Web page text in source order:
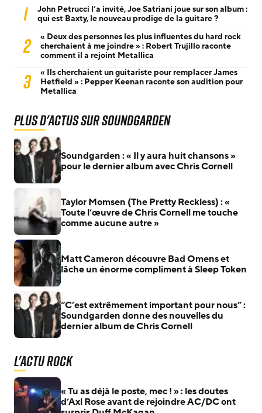
1
John Petrucci l’a invité, Joe Satriani joue sur son album :
qui est Baxty, le nouveau prodige de la guitare ?
2
« Deux des personnes les plus influentes du hard rock
cherchaient à me joindre » : Robert Trujillo raconte
comment il a rejoint Metallica
3
« Ils cherchaient un guitariste pour remplacer James
Hetfield » : Pepper Keenan raconte son audition pour
Metallica
Plus d'actus sur Soundgarden
Soundgarden : « Il y aura huit chansons »
pour le dernier album avec Chris Cornell
Taylor Momsen (The Pretty Reckless) : «
Toute l’œuvre de Chris Cornell me touche
comme aucune autre »
Matt Cameron découvre Bad Omens et
lâche un énorme compliment à Sleep Token
“C’est extrêmement important pour nous” :
Soundgarden donne des nouvelles du
dernier album de Chris Cornell
L'actu Rock
« Tu as déjà le poste, mec ! » : les doutes
d’Axl Rose avant de rejoindre AC/DC ont